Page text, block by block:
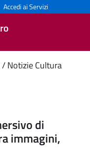
Accedi ai Servizi
Notizie Cultura
di
immagini,